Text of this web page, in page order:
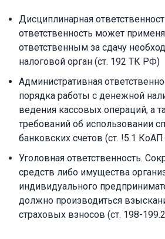
Дисциплинарная
ответственность может
ответственным за сдачу
налоговой орган (ст. 192 ТК РФ)
Административная
порядка работы с денежной
ведения кассовых операций, а
требований об использовании
банковских счетов (ст. !5.1
Уголовная ответственность.
средств либо имущества
индивидуального
должно производиться
страховых взносов (ст. 198-